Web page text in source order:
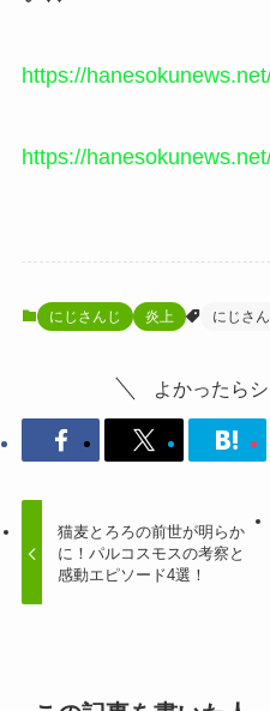
https://
https://
にじさんじ 炎上 にじさ
よかったら
猫麦とろろの前世が明らか
に！パルコスモスの考察と
感動エピソード4選！